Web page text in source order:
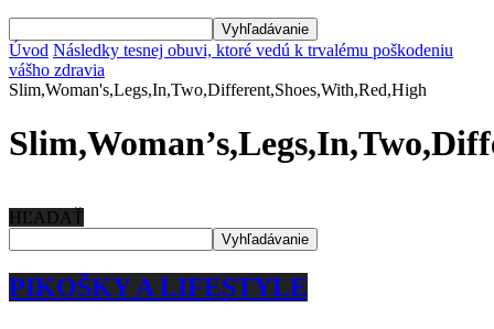
Úvod Následky tesnej obuvi, ktoré vedú k trvalému poškodeniu
vášho zdravia
Slim,Woman's,Legs,In,Two,Different,Shoes,With,Red,High
HĽADAŤ
PIKOŠKY A LIFESTYLE